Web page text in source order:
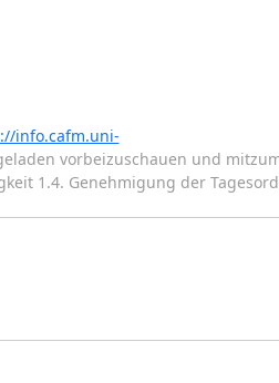
info.cafm.uni-
vorbeizuschauen und
1.4. Genehmigung der